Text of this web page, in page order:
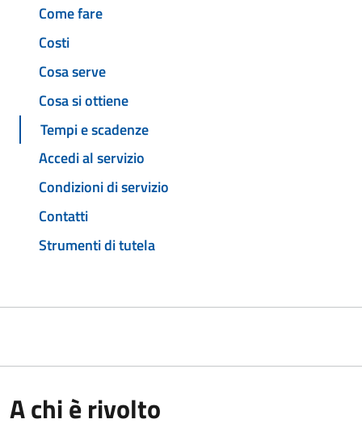
Come fare
Costi
Cosa serve
Cosa si ottiene
Tempi e scadenze
Accedi al servizio
Condizioni di servizio
Contatti
Strumenti di tutela
A chi è rivolto